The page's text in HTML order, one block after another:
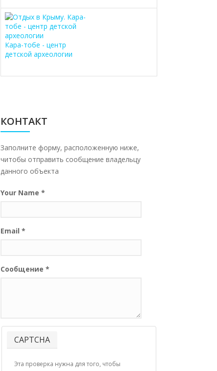
Кара-тобе - центр
детской археологии
КОНТАКТ
Заполните форму, расположенную ниже,
читобы отправить сообщение владельцу
данного объекта
Your Name *
Email *
Сообщение *
CAPTCHA
Эта проверка нужна для того, чтобы